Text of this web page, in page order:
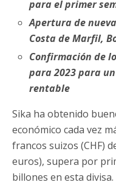
para el primer
Apertura de
Costa de Marfil,
Confirmación de
para 2023 para
rentable
Sika ha obtenido
económico cada vez
francos suizos (CHF)
euros), supera por
billones en esta